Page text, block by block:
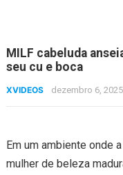
MILF cabeluda
seu cu e boca
XVIDEOS dezembro 6, 2025
Em um ambiente onde
mulher de beleza